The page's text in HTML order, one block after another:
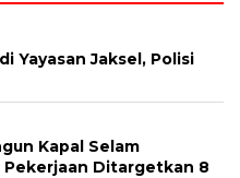
Yayasan Jaksel, Polisi
Kapal Selam
Pekerjaan Ditargetkan 8